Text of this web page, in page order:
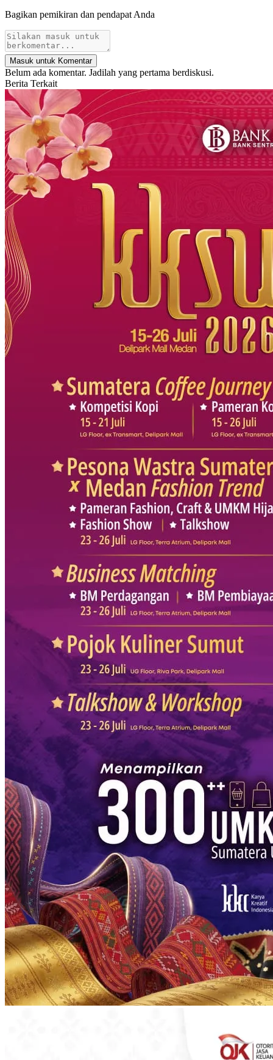
Bagikan pemikiran dan pendapat Anda
Masuk untuk Komentar
Belum ada komentar. Jadilah yang pertama berdiskusi.
Berita Terkait